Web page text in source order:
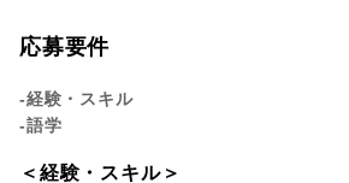
応募要件
-経験・スキル
-語学
＜経験・スキル＞